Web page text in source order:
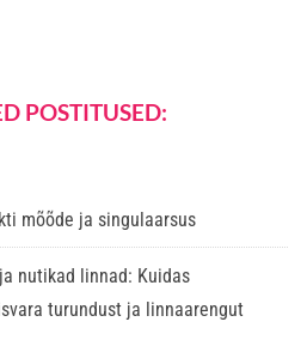
POSTITUSED:
mõõde ja singulaarsus
nutikad linnad: Kuidas
turundust ja linnaarengut